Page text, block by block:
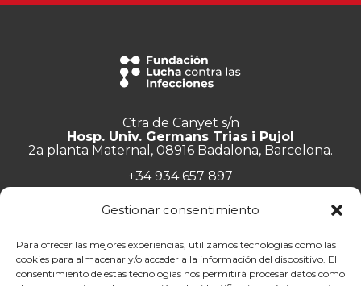
Gestionar consentimiento
Para ofrecer las mejores experiencias, utilizamos tecnologías como las
cookies para almacenar y/o acceder a la información del dispositivo. El
consentimiento de estas tecnologías nos permitirá procesar datos como
Ctra de Canyet s/n
Hosp. Univ. Germans Trias i Pujol
2a planta Maternal, 08916 Badalona, Barcelona.
+34 934 657 897
info@lluita.org
Trabaja con nosotros